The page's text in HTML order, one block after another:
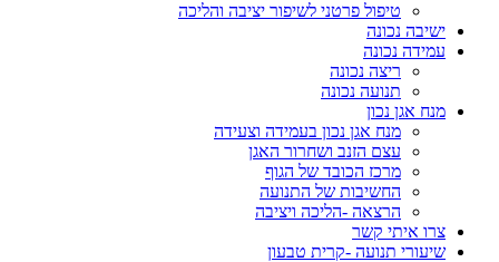
טיפול פרטני לשיפור יציבה והליכה
ישיבה נכונה
עמידה נכונה
ריצה נכונה
תנועה נכונה
מנח אגן נכון
מנח אגן נכון בעמידה וצעידה
עצם הזנב ושחרור האגן
מרכז הכובד של הגוף
החשיבות של התנועה
הרצאה -הליכה ויציבה
צרו איתי קשר
שיעורי תנועה -קרית טבעון